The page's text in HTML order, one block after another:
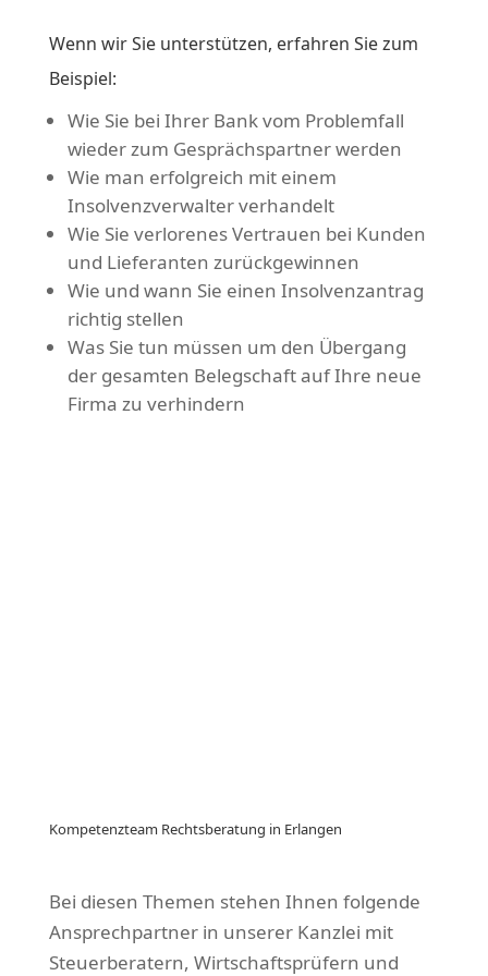
Wenn wir Sie unterstützen, erfahren Sie zum
Beispiel:
Wie Sie bei Ihrer Bank vom Problemfall
wieder zum Gesprächspartner werden
Wie man erfolgreich mit einem
Insolvenzverwalter verhandelt
Wie Sie verlorenes Vertrauen bei Kunden
und Lieferanten zurückgewinnen
Wie und wann Sie einen Insolvenzantrag
richtig stellen
Was Sie tun müssen um den Übergang
der gesamten Belegschaft auf Ihre neue
Firma zu verhindern
Kompetenzteam Rechtsberatung in Erlangen
Bei diesen Themen stehen Ihnen folgende
Ansprechpartner in unserer Kanzlei mit
Steuerberatern, Wirtschaftsprüfern und